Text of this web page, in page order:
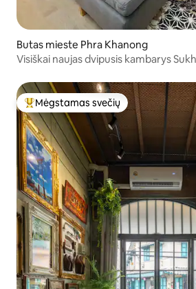
Butas mieste Phra Khanong
Visiškai naujas dvipusis kambarys
Svečių mėgstamiausias
Mėgstamas svečių